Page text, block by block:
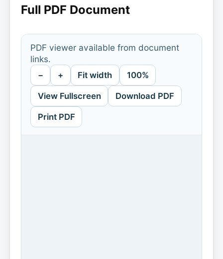
Full PDF Document
PDF viewer available from document
links.
− + Fit width 100%
View Fullscreen Download PDF
Print PDF